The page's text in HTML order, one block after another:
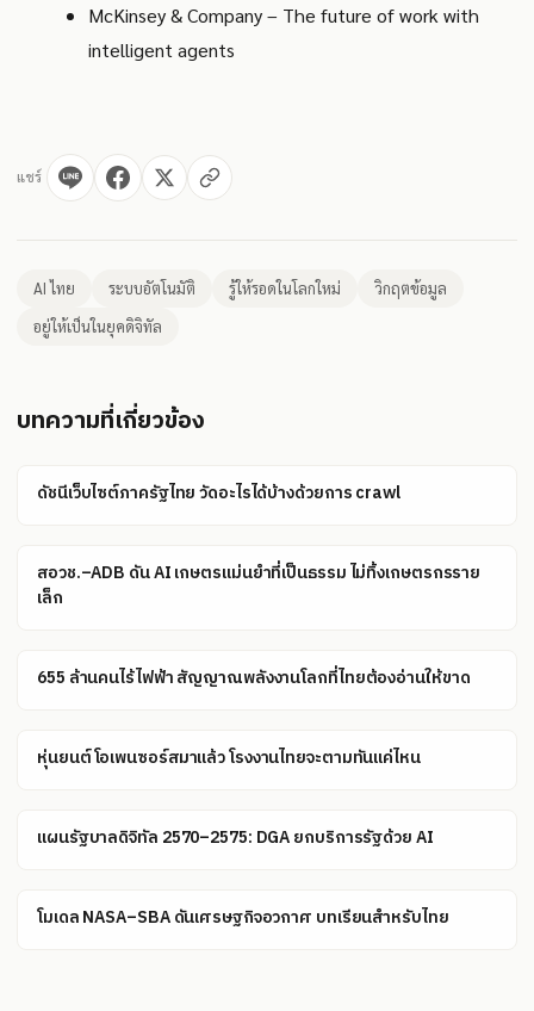
McKinsey & Company – The future of work with
intelligent agents
แชร์
AI ไทย ระบบอัตโนมัติ รู้ให้รอดในโลกใหม่
วิกฤตข้อมูล
อยู่ให้เป็นในยุคดิจิทัล
บทความที่เกี่ยวข้อง
ดัชนีเว็บไซต์ภาครัฐไทย วัดอะไรได้บ้างด้วยการ crawl
สอวช.–ADB ดัน AI เกษตรแม่นยำที่เป็นธรรม ไม่ทิ้งเกษตรกรราย
เล็ก
655 ล้านคนไร้ไฟฟ้า สัญญาณพลังงานโลกที่ไทยต้องอ่านให้ขาด
หุ่นยนต์โอเพนซอร์สมาแล้ว โรงงานไทยจะตามทันแค่ไหน
แผนรัฐบาลดิจิทัล 2570–2575: DGA ยกบริการรัฐด้วย AI
โมเดล NASA–SBA ดันเศรษฐกิจอวกาศ บทเรียนสำหรับไทย